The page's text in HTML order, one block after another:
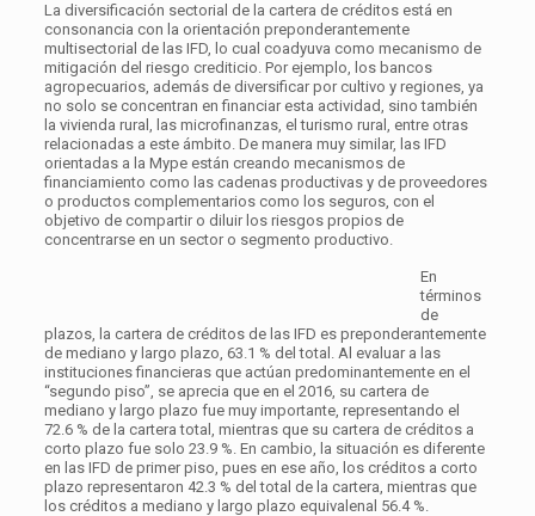
La diversificación sectorial de la cartera de créditos está en
consonancia con la orientación preponderantemente
multisectorial de las IFD, lo cual coadyuva como mecanismo de
mitigación del riesgo crediticio. Por ejemplo, los bancos
agropecuarios, además de diversificar por cultivo y regiones, ya
no solo se concentran en financiar esta actividad, sino también
la vivienda rural, las microfinanzas, el turismo rural, entre otras
relacionadas a este ámbito. De manera muy similar, las IFD
orientadas a la Mype están creando mecanismos de
financiamiento como las cadenas productivas y de proveedores
o productos complementarios como los seguros, con el
objetivo de compartir o diluir los riesgos propios de
concentrarse en un sector o segmento productivo.
En
términos
de
plazos, la cartera de créditos de las IFD es preponderantemente
de mediano y largo plazo, 63.1 % del total. Al evaluar a las
instituciones financieras que actúan predominantemente en el
“segundo piso”, se aprecia que en el 2016, su cartera de
mediano y largo plazo fue muy importante, representando el
72.6 % de la cartera total, mientras que su cartera de créditos a
corto plazo fue solo 23.9 %. En cambio, la situación es diferente
en las IFD de primer piso, pues en ese año, los créditos a corto
plazo representaron 42.3 % del total de la cartera, mientras que
los créditos a mediano y largo plazo equivalenal 56.4 %.